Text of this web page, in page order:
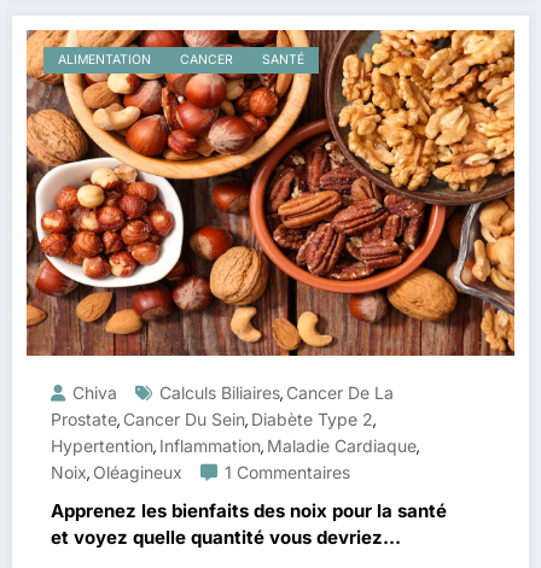
ALIMENTATION CANCER SANTÉ
Chiva Calculs Biliaires, Cancer De La
Prostate, Cancer Du Sein, Diabète Type 2,
Hypertention, Inflammation, Maladie Cardiaque,
Noix, Oléagineux 1 Commentaires
Apprenez les bienfaits des noix pour la santé
et voyez quelle quantité vous devriez